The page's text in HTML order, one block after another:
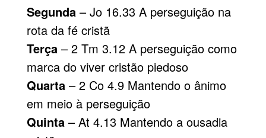
Segunda – Jo 16.33 A perseguição na
rota da fé cristã
Terça – 2 Tm 3.12 A perseguição como
marca do viver cristão piedoso
Quarta – 2 Co 4.9 Mantendo o ânimo
em meio à perseguição
Quinta – At 4.13 Mantendo a ousadia